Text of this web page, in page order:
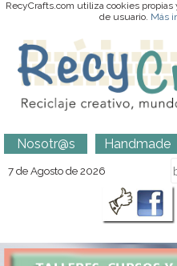
RecyCrafts.com utiliza cookies
de usuario. Más
Nosotr@s Handmade
7 de Agosto de 2026